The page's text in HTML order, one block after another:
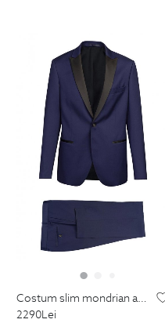
costum slim mondrian albastru uni
2290Lei